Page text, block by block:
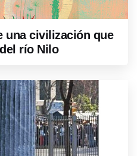
una civilización que
río Nilo